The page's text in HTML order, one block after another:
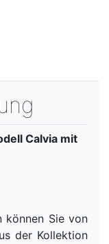
Calvia mit
können Sie von
der Kollektion